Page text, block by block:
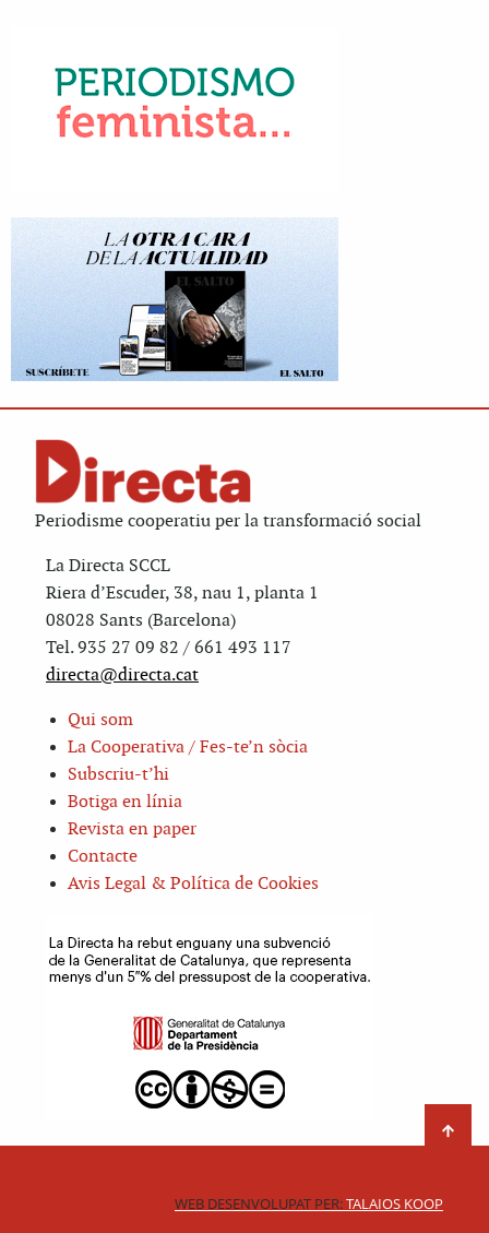
Periodisme cooperatiu per la transformació social
La Directa SCCL
Riera d’Escuder, 38, nau 1, planta 1
08028 Sants (Barcelona)
Tel. 935 27 09 82 / 661 493 117
directa@directa.cat
Qui som
La Cooperativa / Fes-te’n sòcia
Subscriu-t’hi
Botiga en línia
Revista en paper
Contacte
Avis Legal & Política de Cookies
WEB DESENVOLUPAT PER:TALAIOS KOOP